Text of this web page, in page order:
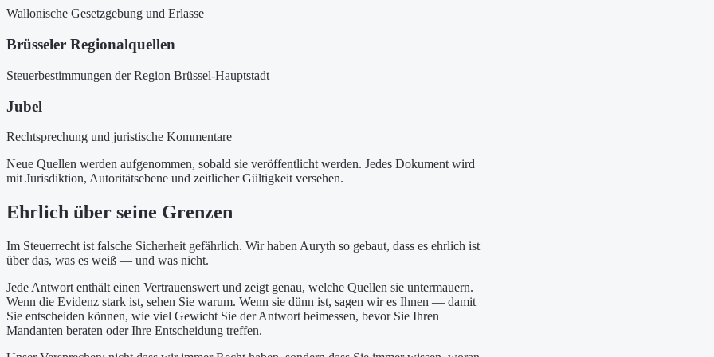
Wallonische Gesetzgebung und Erlasse
Brüsseler Regionalquellen
Steuerbestimmungen der Region Brüssel-Hauptstadt
Jubel
Rechtsprechung und juristische Kommentare
Neue Quellen werden aufgenommen, sobald sie veröffentlicht werden. Jedes Dokument wird
mit Jurisdiktion, Autoritätsebene und zeitlicher Gültigkeit versehen.
Ehrlich über seine Grenzen
Im Steuerrecht ist falsche Sicherheit gefährlich. Wir haben Auryth so gebaut, dass es ehrlich ist
über das, was es weiß — und was nicht.
Jede Antwort enthält einen Vertrauenswert und zeigt genau, welche Quellen sie untermauern.
Wenn die Evidenz stark ist, sehen Sie warum. Wenn sie dünn ist, sagen wir es Ihnen — damit
Sie entscheiden können, wie viel Gewicht Sie der Antwort beimessen, bevor Sie Ihren
Mandanten beraten oder Ihre Entscheidung treffen.